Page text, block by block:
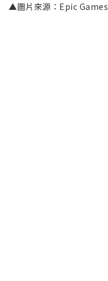
▲圖片來源：Epic Games